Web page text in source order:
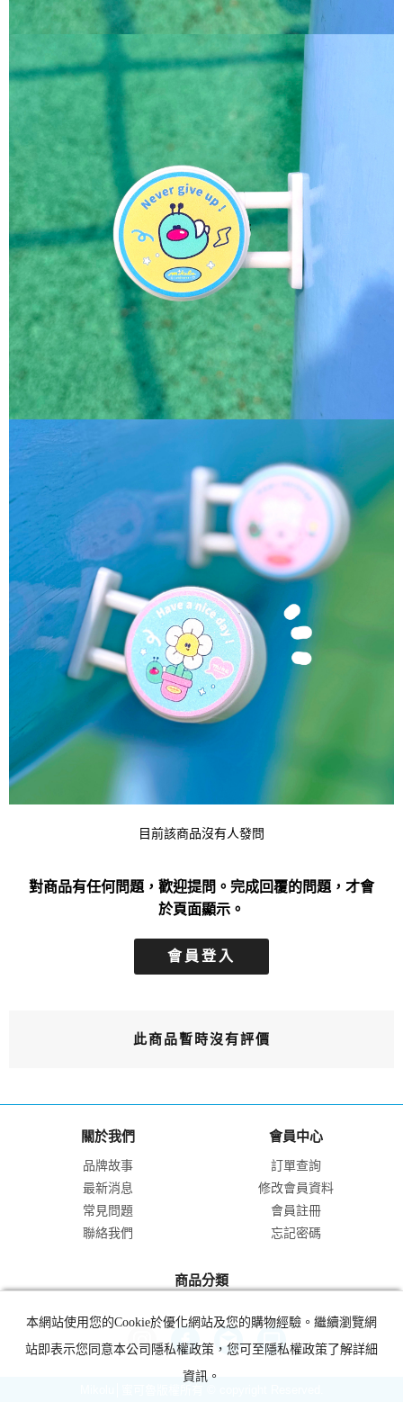
目前該商品沒有人發問
對商品有任何問題，歡迎提問。完成回覆的問題，才會
於頁面顯示。
會員登入
此商品暫時沒有評價
關於我們
品牌故事
最新消息
常見問題
聯絡我們
會員中心
訂單查詢
修改會員資料
會員註冊
忘記密碼
商品分類
本網站使用您的Cookie於優化網站及您的購物經驗。繼續瀏覽網
站即表示您同意本公司隱私權政策，您可至隱私權政策了解詳細
資訊。